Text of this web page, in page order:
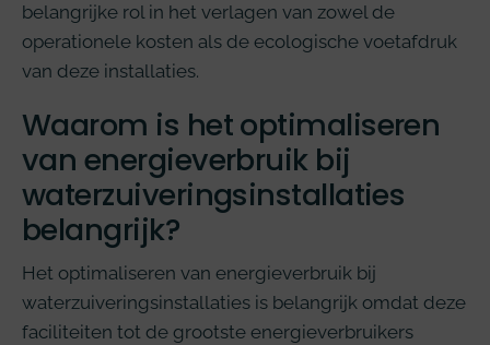
belangrijke rol in het verlagen van zowel de
operationele kosten als de ecologische voetafdruk
van deze installaties.
Waarom is het optimaliseren
van energieverbruik bij
waterzuiveringsinstallaties
belangrijk?
Het optimaliseren van energieverbruik bij
waterzuiveringsinstallaties is belangrijk omdat deze
faciliteiten tot de grootste energieverbruikers